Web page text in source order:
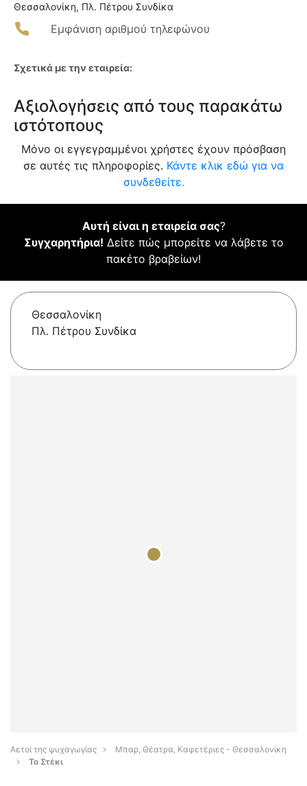
Θεσσαλονίκη, Πλ. Πέτρου Συνδίκα
Εμφάνιση αριθμού τηλεφώνου
Σχετικά με την εταιρεία:
Αξιολογήσεις από τους παρακάτω
ιστότοπους
Μόνο οι εγγεγραμμένοι χρήστες έχουν πρόσβαση
σε αυτές τις πληροφορίες. Κάντε κλικ εδώ για να
συνδεθείτε.
Αυτή είναι η εταιρεία σας?
Συγχαρητήρια! Δείτε πώς μπορείτε να λάβετε το
πακέτο βραβείων!
Θεσσαλονίκη
Πλ. Πέτρου Συνδίκα
Αετοί της ψυχαγωγίας
Μπαρ, Θέατρα, Καφετέριες - Θεσσαλονίκη
Το Στέκι